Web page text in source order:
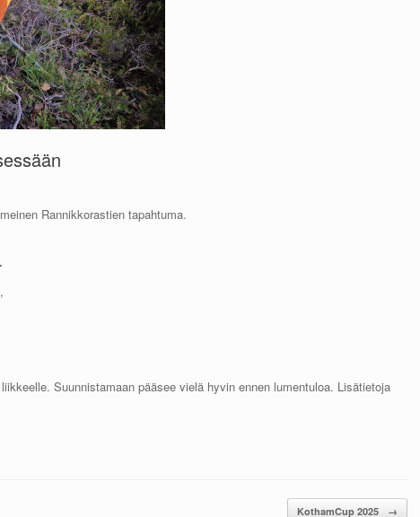
Rannikkorastien tapahtuma.
Suunnistamaan pääsee vielä hyvin ennen lumentuloa. Lisätietoja
KothamCup 2025 →